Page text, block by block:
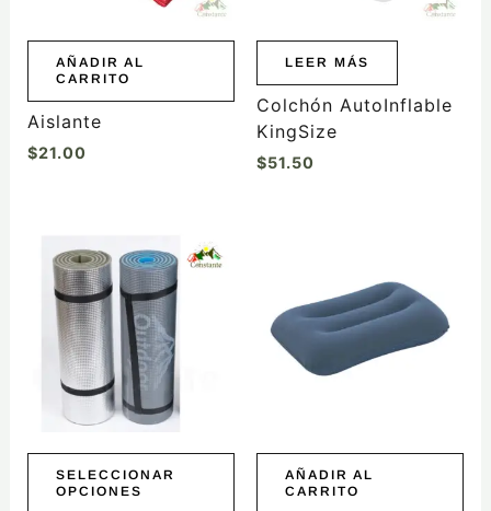
AÑADIR AL
CARRITO
Aislante
$21.00
LEER MÁS
Colchón AutoInflable
KingSize
$51.50
SELECCIONAR
OPCIONES
producto
tiene
múltiples
variantes.
opciones
elegir
AÑADIR AL
CARRITO